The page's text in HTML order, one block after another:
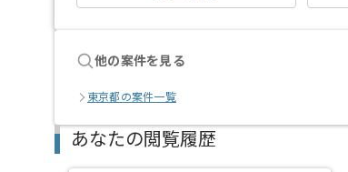
他の案件を見る
東京都の案件一覧
あなたの閲覧履歴